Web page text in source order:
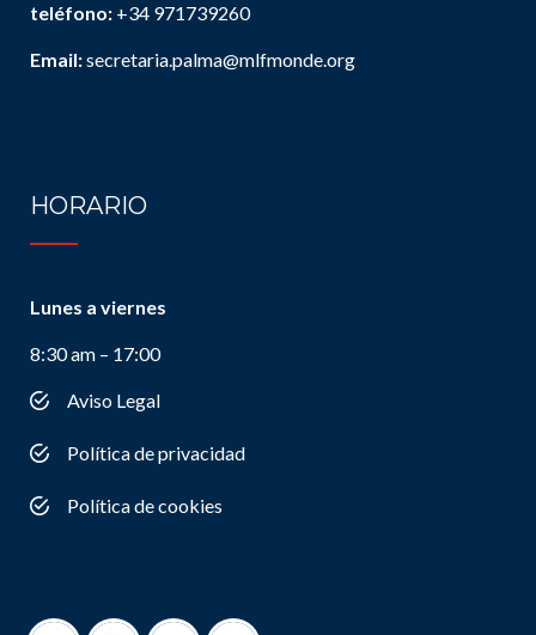
teléfono: +34 971739260
Email:secretaria.palma@mlfmonde.org
HORARIO
Lunes a viernes
8:30 am – 17:00
Aviso Legal
Política de privacidad
Política de cookies